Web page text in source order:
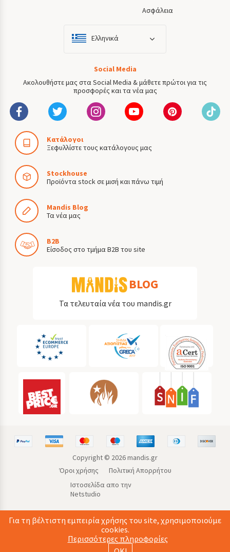
Ασφάλεια
Ελληνικά
Social Media
Ακολουθήστε μας στα Social Media & μάθετε πρώτοι για τις
προσφορές και τα νέα μας
Κατάλογοι
Ξεφυλλίστε τους κατάλογους μας
Stockhouse
Προϊόντα stock σε μισή και πάνω τιμή
Mandis Blog
Τα νέα μας
B2B
Είσοδος στο τμήμα B2B του site
BLOG
Τα τελευταία νέα του mandis.gr
Copyright © 2026mandis.gr
Όροι χρήσης
Πολιτική Απορρήτου
Ιστοσελίδα απο την
Netstudio
Για τη βέλτιστη εμπειρία χρήσης του site, χρησιμοποιούμε
cookies.
Περισσότερες πληροφορίες